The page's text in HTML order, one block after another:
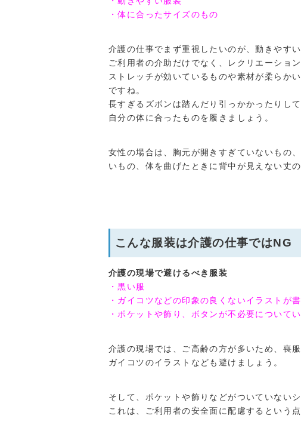
・体に合ったサイズのもの
介護の仕事でまず重視したいのが、動きやす
ご利用者の介助だけでなく、レクリエーショ
ストレッチが効いているものや素材が柔らか
ですね。
長すぎるズボンは踏んだり引っかかったりして
自分の体に合ったものを履きましょう。
女性の場合は、胸元が開きすぎていないもの
いもの、体を曲げたときに背中が見えない丈
こんな服装は介護の仕事ではNG
介護の現場で避けるべき服装
・黒い服
・ガイコツなどの印象の良くないイラストが
・ポケットや飾り、ボタンが不必要について
介護の現場では、ご高齢の方が多いため、喪
ガイコツのイラストなども避けましょう。
そして、ポケットや飾りなどがついていない
これは、ご利用者の安全面に配慮するという